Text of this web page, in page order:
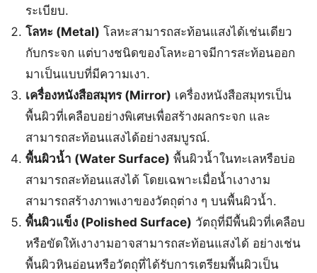
ระเบียบ.
โลหะ (Metal) โลหะสามารถสะท้อนแสงได้เช่นเดียว
กับกระจก แต่บางชนิดของโลหะอาจมีการสะท้อนออก
มาเป็นแบบที่มีความเงา.
เครื่องหนังสือสมุทร (Mirror) เครื่องหนังสือสมุทรเป็น
พื้นผิวที่เคลือบอย่างพิเศษเพื่อสร้างผลกระจก และ
สามารถสะท้อนแสงได้อย่างสมบูรณ์.
พื้นผิวน้ำ (Water Surface) พื้นผิวน้ำในทะเลหรือบ่อ
สามารถสะท้อนแสงได้ โดยเฉพาะเมื่อน้ำเงางาม
สามารถสร้างภาพเงาของวัตถุต่าง ๆ บนพื้นผิวน้ำ.
พื้นผิวแข็ง (Polished Surface) วัตถุที่มีพื้นผิวที่เคลือบ
หรือขัดให้เงางามอาจสามารถสะท้อนแสงได้ อย่างเช่น
พื้นผิวหินอ่อนหรือวัตถุที่ได้รับการเตรียมพื้นผิวเป็น